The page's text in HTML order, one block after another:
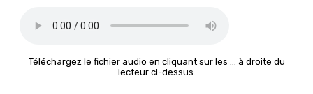
Téléchargez le fichier audio en cliquant sur les … à droite du
lecteur ci-dessus.